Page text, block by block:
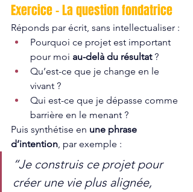
Exercice – La question fondatrice
Réponds par écrit, sans intellectualiser :
Pourquoi ce projet est important
pour moi au-delà du résultat ?
Qu’est-ce que je change en le
vivant ?
Qui est-ce que je dépasse comme
barrière en le menant ?
Puis synthétise en une phrase
d’intention , par exemple :
“Je construis ce projet pour
créer une vie plus alignée,